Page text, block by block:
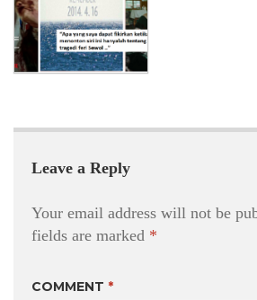
Leave a Reply
Your email address will not be
fields are marked *
COMMENT *